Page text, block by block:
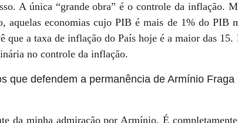
A única “grande obra” é o controle da inflação.
aquelas economias cujo PIB é mais de 1% do PIB
que a taxa de inflação do País hoje é a maior das
no controle da inflação.
que defendem a permanência de Armínio
da minha admiração por Armínio. É